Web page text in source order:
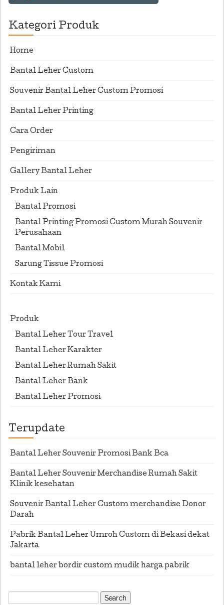
Kategori Produk
Home
Bantal Leher Custom
Souvenir Bantal Leher Custom Promosi
Bantal Leher Printing
Cara Order
Pengiriman
Gallery Bantal Leher
Produk Lain
Bantal Promosi
Bantal Printing Promosi Custom Murah Souvenir
Perusahaan
Bantal Mobil
Sarung Tissue Promosi
Kontak Kami
Produk
Bantal Leher Tour Travel
Bantal Leher Karakter
Bantal Leher Rumah Sakit
Bantal Leher Bank
Bantal Leher Promosi
Terupdate
Bantal Leher Souvenir Promosi Bank Bca
Bantal Leher Souvenir Merchandise Rumah Sakit
Klinik kesehatan
Souvenir Bantal Leher Custom merchandise Donor
Darah
Pabrik Bantal Leher Umroh Custom di Bekasi dekat
Jakarta
bantal leher bordir custom mudik harga pabrik
Search